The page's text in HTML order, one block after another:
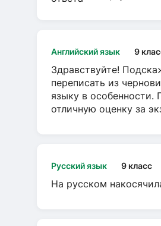
Английский язык 9
Здравствуйте!
переписать из
языку в особенности.
отличную оценку за
Русский язык 9 класс
На русском